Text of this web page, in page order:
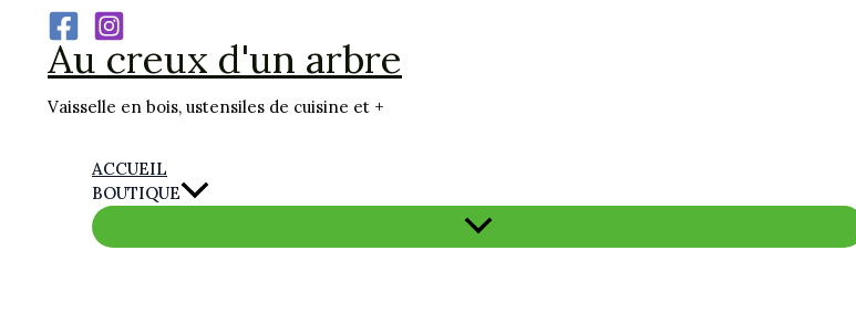
contenu
Au creux d'un arbre
Vaisselle en bois, ustensiles de cuisine et +
ACCUEIL
BOUTIQUE